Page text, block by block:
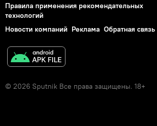
Правила применения рекомендательных
технологий
Новости компаний Реклама Обратная связь
© 2026 Sputnik Все права защищены. 18+